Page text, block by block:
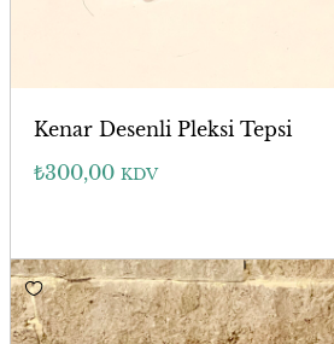
Kenar Desenli Pleksi Tepsi
₺300,00 KDV